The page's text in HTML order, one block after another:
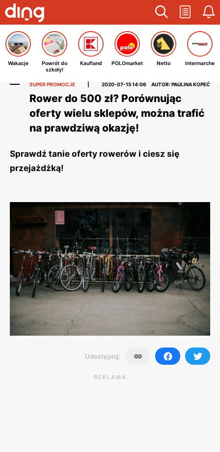
Wakacje
Powrót do
szkoły!
Kaufland POLOmarket Netto Intermarche
SUPER PROMOCJE 2020-07-15 14:06 AUTOR: PAULINA KOPEĆ
Rower do 500 zł? Porównując
oferty wielu sklepów, można trafić
na prawdziwą okazję!
Sprawdź tanie oferty rowerów i ciesz się
przejażdżką!
Udostępnij:
REKLAMA